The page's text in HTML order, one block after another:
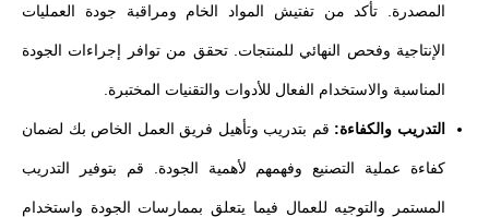
المصدرة. تأكد من تفتيش المواد الخام ومراقبة جودة العمليات
الإنتاجية وفحص النهائي للمنتجات. تحقق من توافر إجراءات الجودة
المناسبة والاستخدام الفعال للأدوات والتقنيات المختبرة.
التدريب والكفاءة: قم بتدريب وتأهيل فريق العمل الخاص بك لضمان
كفاءة عملية التصنيع وفهمهم لأهمية الجودة. قم بتوفير التدريب
المستمر والتوجيه للعمال فيما يتعلق بممارسات الجودة واستخدام